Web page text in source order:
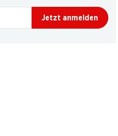
Jetzt anmelden